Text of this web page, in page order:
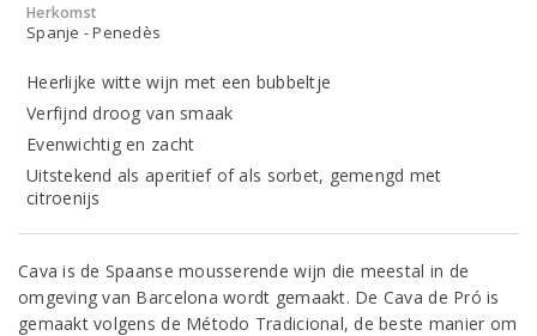
Herkomst
Spanje - Penedès
Heerlijke witte wijn met een bubbeltje
Verfijnd droog van smaak
Evenwichtig en zacht
Uitstekend als aperitief of als sorbet, gemengd met
citroenijs
Cava is de Spaanse mousserende wijn die meestal in de
omgeving van Barcelona wordt gemaakt. De Cava de Pró is
gemaakt volgens de Método Tradicional, de beste manier om